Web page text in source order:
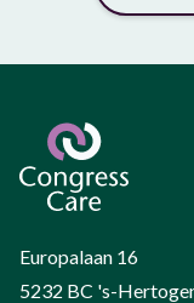
Europalaan 16
5232 BC 's-